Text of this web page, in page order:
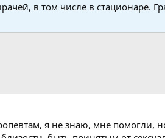
в том числе в стационаре.
я не знаю, мне помогли,